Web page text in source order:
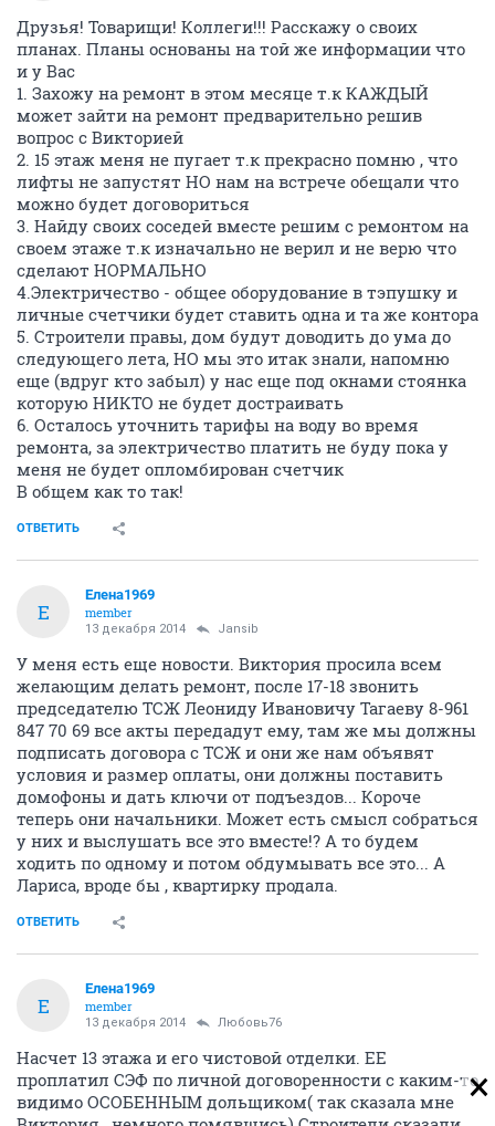
Друзья! Товарищи! Коллеги!!! Расскажу о своих
планах. Планы основаны на той же информации что
и у Вас
1. Захожу на ремонт в этом месяце т.к КАЖДЫЙ
может зайти на ремонт предварительно решив
вопрос с Викторией
2. 15 этаж меня не пугает т.к прекрасно помню , что
лифты не запустят НО нам на встрече обещали что
можно будет договориться
3. Найду своих соседей вместе решим с ремонтом на
своем этаже т.к изначально не верил и не верю что
сделают НОРМАЛЬНО
4.Электричество - общее оборудование в тэпушку и
личные счетчики будет ставить одна и та же контора
5. Строители правы, дом будут доводить до ума до
следующего лета, НО мы это итак знали, напомню
еще (вдруг кто забыл) у нас еще под окнами стоянка
которую НИКТО не будет достраивать
6. Осталось уточнить тарифы на воду во время
ремонта, за электричество платить не буду пока у
меня не будет опломбирован счетчик
В общем как то так!
ОТВЕТИТЬ
Е
Елена1969
member
13 декабря 2014 Jansib
У меня есть еще новости. Виктория просила всем
желающим делать ремонт, после 17-18 звонить
председателю ТСЖ Леониду Ивановичу Тагаеву 8-961
847 70 69 все акты передадут ему, там же мы должны
подписать договора с ТСЖ и они же нам объявят
условия и размер оплаты, они должны поставить
домофоны и дать ключи от подъездов... Короче
теперь они начальники. Может есть смысл собраться
у них и выслушать все это вместе!? А то будем
ходить по одному и потом обдумывать все это... А
Лариса, вроде бы , квартирку продала.
ОТВЕТИТЬ
Е
Елена1969
member
13 декабря 2014 Любовь76
Насчет 13 этажа и его чистовой отделки. ЕЕ
проплатил СЭФ по личной договоренности с каким-то
видимо ОСОБЕННЫМ дольщиком( так сказала мне